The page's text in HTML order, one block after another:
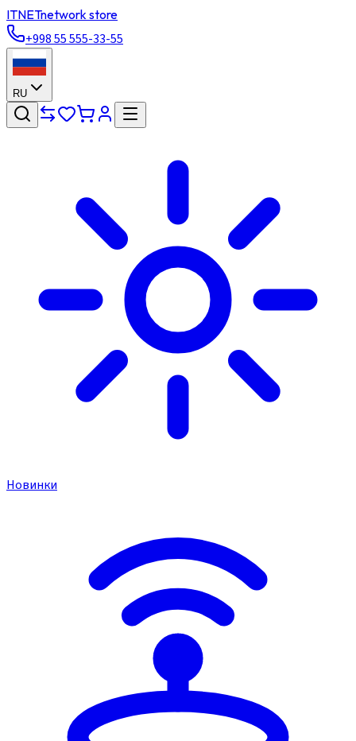
ITNETnetwork store
+998 55 555-33-55
RU
Новинки